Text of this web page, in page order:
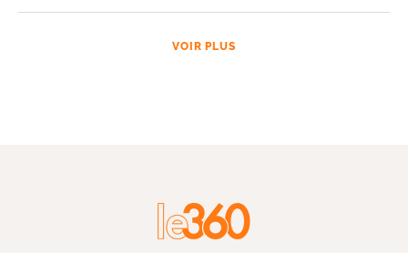
VOIR PLUS